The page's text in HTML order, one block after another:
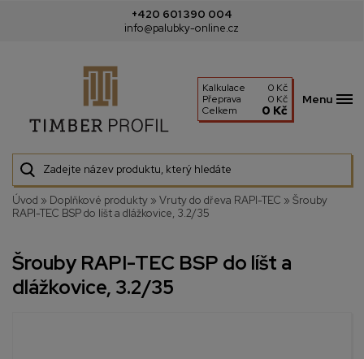
+420 601 390 004
info@palubky-online.cz
Kalkulace
0 Kč
Přeprava
0 Kč
Celkem
0 Kč
Menu
Úvod » Doplňkové produkty » Vruty do dřeva RAPI-TEC » Šrouby
RAPI-TEC BSP do líšt a dlážkovice, 3.2/35
Šrouby RAPI-TEC BSP do líšt a
dlážkovice, 3.2/35